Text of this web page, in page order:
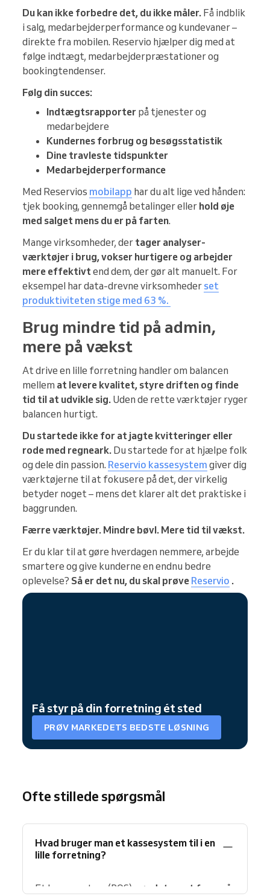
Du kan ikke forbedre det, du ikke måler. Få indblik
i salg, medarbejderperformance og kundevaner –
direkte fra mobilen. Reservio hjælper dig med at
følge indtægt, medarbejderpræstationer og
bookingtendenser.
Følg din succes:
Indtægtsrapporter på tjenester og
medarbejdere
Kundernes forbrug og besøgsstatistik
Dine travleste tidspunkter
Medarbejderperformance
Med Reservios mobilapp har du alt lige ved hånden:
tjek booking, gennemgå betalinger eller hold øje
med salget mens du er på farten.
Mange virksomheder, der tager analyser-
værktøjer i brug, vokser hurtigere og arbejder
mere effektivtend dem, der gør alt manuelt. For
eksempel har data-drevne virksomheder set
produktiviteten stige med 63 %.
Brug mindre tid på admin,
mere på vækst
At drive en lille forretning handler om balancen
mellem at levere kvalitet, styre driften og finde
tid til at udvikle sig. Uden de rette værktøjer ryger
balancen hurtigt.
Du startede ikke for at jagte kvitteringer eller
rode med regneark. Du startede for at hjælpe folk
og dele din passion. Reservio kassesystem giver dig
værktøjerne til at fokusere på det, der virkelig
betyder noget – mens det klarer alt det praktiske i
baggrunden.
Færre værktøjer. Mindre bøvl. Mere tid til vækst.
Er du klar til at gøre hverdagen nemmere, arbejde
smartere og give kunderne en endnu bedre
oplevelse? Så er det nu, du skal prøve Reservio .
Få styr på din forretning ét sted
PRØV MARKEDETS BEDSTE LØSNING
Ofte stillede spørgsmål
Hvad bruger man et kassesystem til i en
lille forretning?
Et kassesystem (POS) gør det nemt for små